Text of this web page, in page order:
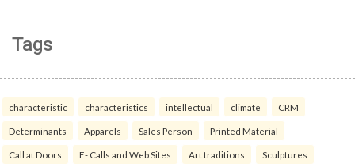
Tags
characteristic characteristics intellectual climate CRM
Determinants Apparels Sales Person Printed Material
Call at Doors E- Calls and Web Sites Art traditions Sculptures